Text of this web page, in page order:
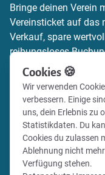
Bringe deinen Verein
Vereinsticket auf das
Verkauf, spare
reibungsloses
Verein zeitgemäß
Mehr Informationen
Webseite – oder
Ticketshop los!
Cookies 🍪
Wir verwenden
verbessern. Einige
uns, dein Erlebnis zu
Statistikdaten. Du
Cookies du zulassen
Ablehnung nicht
Verfügung stehen.